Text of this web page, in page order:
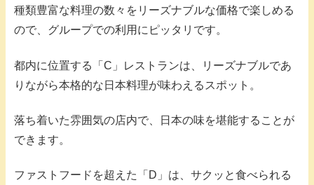
種類豊富な料理の数々をリーズナブルな価格で楽しめる
ので、グループでの利用にピッタリです。
都内に位置する「C」レストランは、リーズナブルであ
りながら本格的な日本料理が味わえるスポット。
落ち着いた雰囲気の店内で、日本の味を堪能することが
できます。
ファストフードを超えた「D」は、サクッと食べられる